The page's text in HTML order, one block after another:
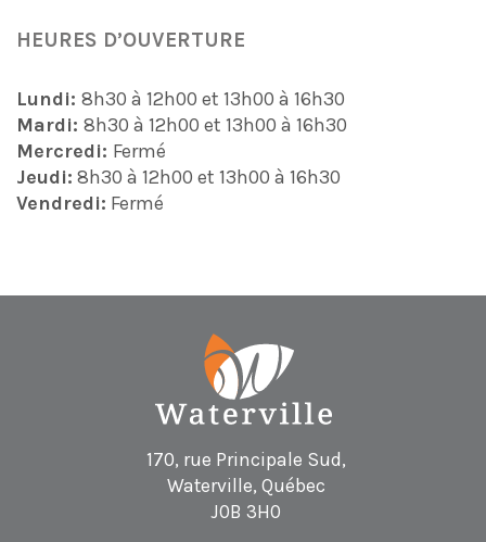
HEURES D’OUVERTURE
Lundi: 8h30 à 12h00 et 13h00 à 16h30
Mardi: 8h30 à 12h00 et 13h00 à 16h30
Mercredi: Fermé
Jeudi: 8h30 à 12h00 et 13h00 à 16h30
Vendredi: Fermé
170, rue Principale Sud,
Waterville, Québec
J0B 3H0